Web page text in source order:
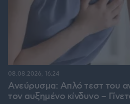
Ανεύρυσμα: Απλό τεστ του
τον αυξημένο κίνδυνο –
08.08.2026, 16:24